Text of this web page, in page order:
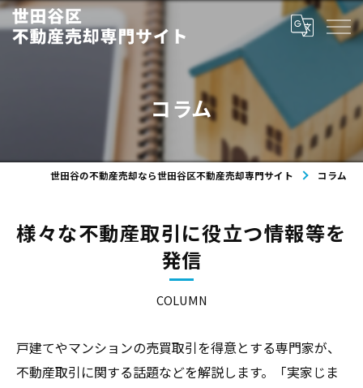
コラム
世田谷の不動産売却なら世田谷区不動産売却専門サイト コラム
様々な不動産取引に役立つ情報等を
発信
COLUMN
戸建てやマンションの売買取引を得意とする専門家が、
不動産取引に関する話題などを解説します。「実家じま